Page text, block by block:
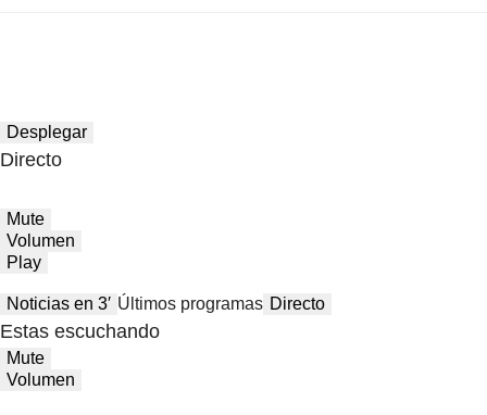
Desplegar
Directo
Mute
Volumen
Play
Noticias en 3′ Últimos programas Directo
Estas escuchando
Mute
Volumen